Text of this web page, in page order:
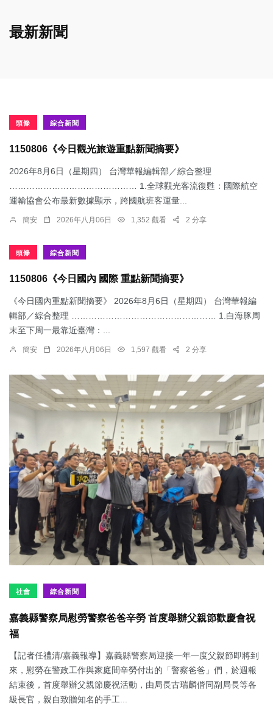
最新新聞
頭條 綜合新聞
1150806《今日觀光旅遊重點新聞摘要》
2026年8月6日（星期四） 台灣華報編輯部／綜合整理
……………………………………… 1.​全球觀光客流復甦：國際航空
運輸協會公布最新數據顯示，跨國航班客運量...
簡安 2026年八月06日 1,352 觀看 2 分享
頭條 綜合新聞
1150806《今日國內 國際 重點新聞摘要》
《今日國內重點新聞摘要》 2026年8月6日（星期四） 台灣華報編
輯部／綜合整理 …………………………………………… 1.​白海豚周
末至下周一最靠近臺灣：...
簡安 2026年八月06日 1,597 觀看 2 分享
社會 綜合新聞
嘉義縣警察局慰勞警察爸爸辛勞 首度舉辦父親節歡慶會祝
福
【記者任禮清/嘉義報導】嘉義縣警察局迎接一年一度父親節即將到
來，慰勞在警政工作與家庭間辛勞付出的「警察爸爸」們，於週報
結束後，首度舉辦父親節慶祝活動，由局長古瑞麟偕同副局長等各
級長官，親自致贈知名的手工...